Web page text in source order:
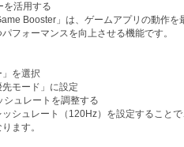
を活用する
Booster」は、ゲームアプリの動作を
フォーマンスを向上させる機能です。
」を選択
先モード」に設定
シュレートを調整する
シュレート（120Hz）を設定すること
ます。